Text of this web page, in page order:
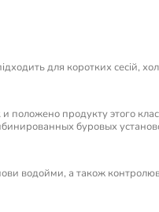
для коротких сесій,
продукту этого
буровых
водойми, а також